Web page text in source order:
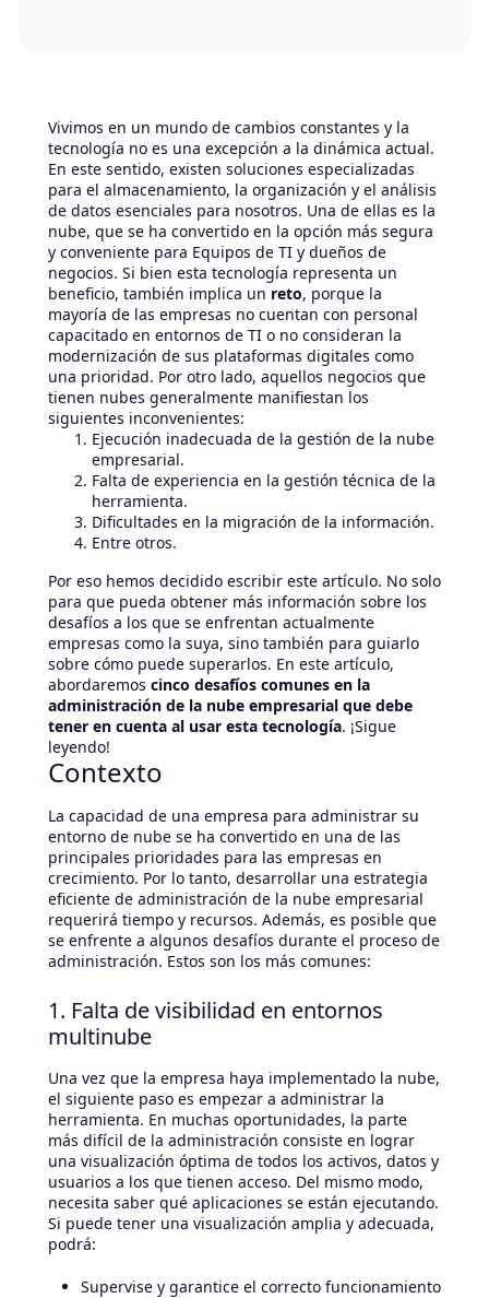
Vivimos en un mundo de cambios constantes y la
tecnología no es una excepción a la dinámica actual.
En este sentido, existen soluciones especializadas
para el almacenamiento, la organización y el análisis
de datos esenciales para nosotros. Una de ellas es la
nube, que se ha convertido en la opción más segura
y conveniente para Equipos de TI y dueños de
negocios. Si bien esta tecnología representa un
beneficio, también implica un reto, porque la
mayoría de las empresas no cuentan con personal
capacitado en entornos de TI o no consideran la
modernización de sus plataformas digitales como
una prioridad. Por otro lado, aquellos negocios que
tienen nubes generalmente manifiestan los
siguientes inconvenientes:
Ejecución inadecuada de la gestión de la nube
empresarial.
Falta de experiencia en la gestión técnica de la
herramienta.
Dificultades en la migración de la información.
Entre otros.
Por eso hemos decidido escribir este artículo. No solo
para que pueda obtener más información sobre los
desafíos a los que se enfrentan actualmente
empresas como la suya, sino también para guiarlo
sobre cómo puede superarlos. En este artículo,
abordaremos cinco desafíos comunes en la
administración de la nube empresarial que debe
tener en cuenta al usar esta tecnología. ¡Sigue
leyendo!
Contexto
La capacidad de una empresa para administrar su
entorno de nube se ha convertido en una de las
principales prioridades para las empresas en
crecimiento. Por lo tanto, desarrollar una estrategia
eficiente de administración de la nube empresarial
requerirá tiempo y recursos. Además, es posible que
se enfrente a algunos desafíos durante el proceso de
administración. Estos son los más comunes:
1. Falta de visibilidad en entornos
multinube
Una vez que la empresa haya implementado la nube,
el siguiente paso es empezar a administrar la
herramienta. En muchas oportunidades, la parte
más difícil de la administración consiste en lograr
una visualización óptima de todos los activos, datos y
usuarios a los que tienen acceso. Del mismo modo,
necesita saber qué aplicaciones se están ejecutando.
Si puede tener una visualización amplia y adecuada,
podrá:
Supervise y garantice el correcto funcionamiento